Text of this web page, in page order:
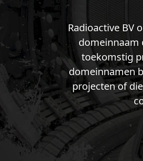
Radioactive BV
domeinnaam
toekomstig
domeinnamen
projecten of